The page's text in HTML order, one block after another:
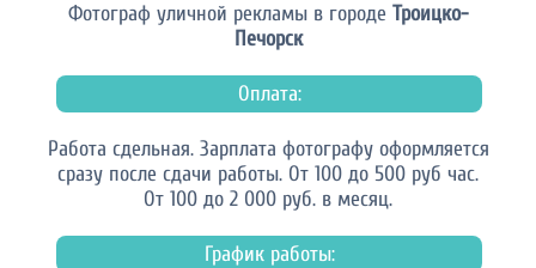
Фотограф уличной рекламы в городе Троицко-
Печорск
Оплата:
Работа сдельная. Зарплата фотографу оформляется
сразу после сдачи работы. От 100 до 500 руб час.
От 100 до 2 000 руб. в месяц.
График работы: